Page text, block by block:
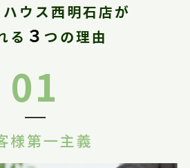
ウス西明石店が
る ３ つの理由
01
様第一主義